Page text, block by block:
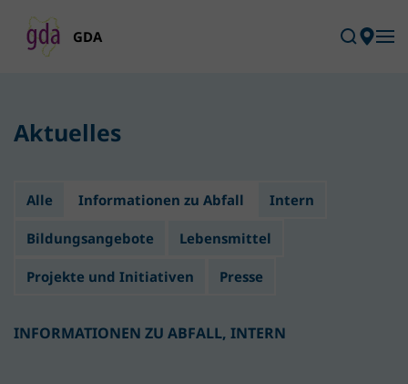
Skip to main content
Aktuelles
Alle Informationen zu Abfall Intern
Bildungsangebote Lebensmittel
Projekte und Initiativen Presse
INFORMATIONEN ZU ABFALL, INTERN